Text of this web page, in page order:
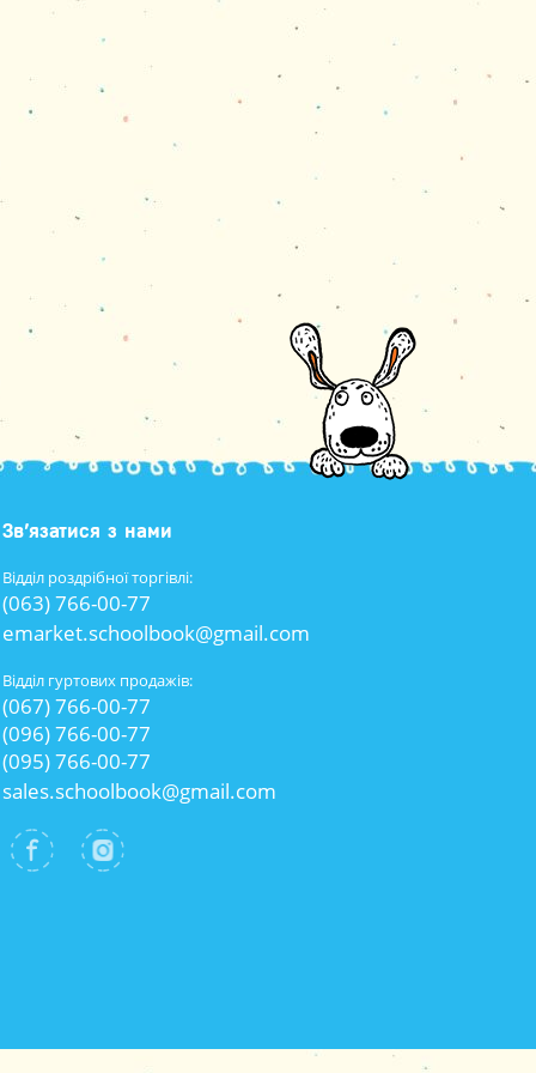
Зв’язатися з нами
Відділ роздрібної торгівлі:
(063) 766-00-77
emarket.schoolbook@gmail.com
Відділ гуртових продажів:
(067) 766-00-77
(096) 766-00-77
(095) 766-00-77
sales.schoolbook@gmail.com